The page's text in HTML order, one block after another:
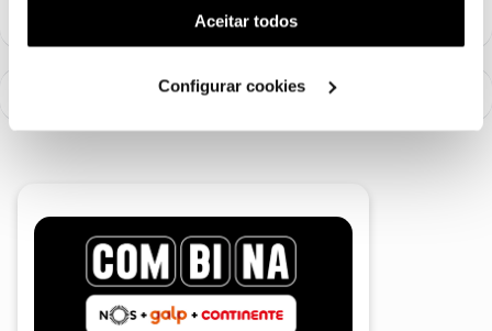
(cookies de publicidade personalizada). Pode gerir a
utilização dos cookies clicando em "Configurar
Aceitar todos
Configurar cookies